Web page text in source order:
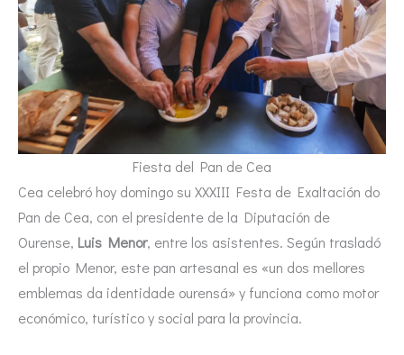
Fiesta del Pan de Cea
Cea celebró hoy domingo su XXXIII Festa de Exaltación do
Pan de Cea, con el presidente de la Diputación de
Ourense, Luis Menor, entre los asistentes. Según trasladó
el propio Menor, este pan artesanal es «un dos mellores
emblemas da identidade ourensá» y funciona como motor
económico, turístico y social para la provincia.